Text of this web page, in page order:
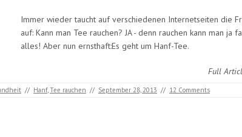
Immer wieder taucht auf verschiedenen Internetseiten die
auf: Kann man Tee rauchen? JA - denn rauchen kann man ja
alles! Aber nun ernsthaft:Es geht um Hanf-Tee.
Full
// Hanf,Tee rauchen // September 28, 2013 // 12 Comments